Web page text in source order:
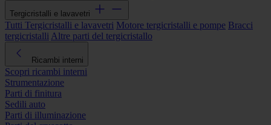
Tergicristalli e lavavetri
Tutti Tergicristalli e lavavetri Motore tergicristalli e pompe Bracci
tergicristalli Altre parti del tergicristallo
Ricambi interni
Scopri ricambi interni
Strumentazione
Parti di finitura
Sedili auto
Parti di illuminazione